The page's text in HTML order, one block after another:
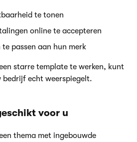
te tonen
online te accepteren
passen aan hun merk
starre template te werken, kunt
bedrijf echt weerspiegelt.
voor u
thema met ingebouwde